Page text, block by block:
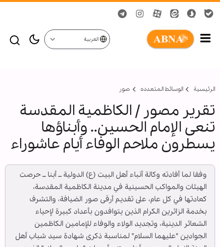
العربية
الرئيسية الوسائط المتعدده صور
تقرير مصور / الكاظمية المقدسة
تنعى الإمام الحسين.. وأبناؤها
يسطرون ملاحم الوفاء أيام عاشوراء
وفقا لما أفادته وكالة أنباء أهل البيت (ع) الدولية ــ أبنا ــ حرصت
الهيئات والمواكب الحسينية في مدينة الكاظمية المقدسة،
كعادتها في كل عام، على تقديم أرقى صور الضيافة، والتشرف
بخدمة الزائرين الكرام الذين يتوافدون بأعداد كبيرة لإحياء
الشعائر الدينية، وتجديد الولاء والوفاء للإمامين الكاظمين
الجوادين "عليهما السلام" لمناسبة ذكرى شهادة سيد شباب أهل